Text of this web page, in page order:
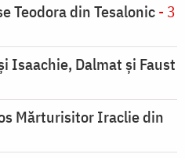
Teodora din Tesalonic- 3
Isaachie, Dalmat şi Faust
Mărturisitor Iraclie din